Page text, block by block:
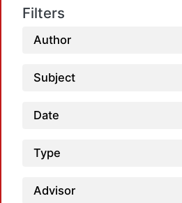
Filters
Author
Subject
Date
Type
Advisor